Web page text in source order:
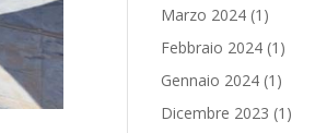
Marzo 2024 (1)
Febbraio 2024 (1)
Gennaio 2024 (1)
Dicembre 2023 (1)